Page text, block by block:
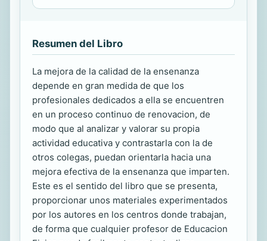
Resumen del Libro
La mejora de la calidad de la ensenanza
depende en gran medida de que los
profesionales dedicados a ella se encuentren
en un proceso continuo de renovacion, de
modo que al analizar y valorar su propia
actividad educativa y contrastarla con la de
otros colegas, puedan orientarla hacia una
mejora efectiva de la ensenanza que imparten.
Este es el sentido del libro que se presenta,
proporcionar unos materiales experimentados
por los autores en los centros donde trabajan,
de forma que cualquier profesor de Educacion